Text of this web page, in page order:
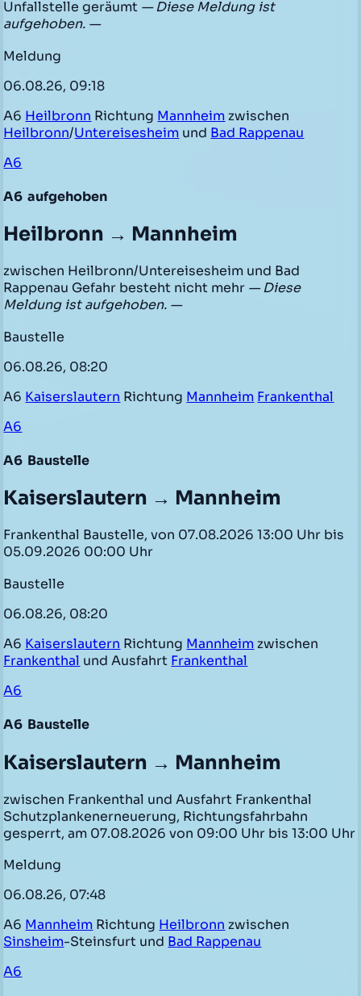
Unfallstelle geräumt — Diese Meldung ist
aufgehoben. —
Meldung
06.08.26, 09:18
A6 Heilbronn Richtung Mannheim zwischen
Heilbronn/Untereisesheim und Bad Rappenau
A6
A6 aufgehoben
Heilbronn → Mannheim
zwischen Heilbronn/Untereisesheim und Bad
Rappenau Gefahr besteht nicht mehr — Diese
Meldung ist aufgehoben. —
Baustelle
06.08.26, 08:20
A6 Kaiserslautern Richtung Mannheim Frankenthal
A6
A6 Baustelle
Kaiserslautern → Mannheim
Frankenthal Baustelle, von 07.08.2026 13:00 Uhr bis
05.09.2026 00:00 Uhr
Baustelle
06.08.26, 08:20
A6 Kaiserslautern Richtung Mannheim zwischen
Frankenthal und Ausfahrt Frankenthal
A6
A6 Baustelle
Kaiserslautern → Mannheim
zwischen Frankenthal und Ausfahrt Frankenthal
Schutzplankenerneuerung, Richtungsfahrbahn
gesperrt, am 07.08.2026 von 09:00 Uhr bis 13:00 Uhr
Meldung
06.08.26, 07:48
A6 Mannheim Richtung Heilbronn zwischen
Sinsheim-Steinsfurt und Bad Rappenau
A6